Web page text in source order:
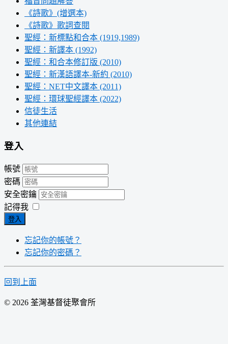
《詩歌》(增選本)
《詩歌》歌詞查閱
聖經：新標點和合本 (1919,1989)
聖經：新譯本 (1992)
聖經：和合本修訂版 (2010)
聖經：新漢語譯本-新約 (2010)
聖經：NET中文譯本 (2011)
聖經：環球聖經譯本 (2022)
信徒生活
其他連結
登入
帳號
密碼
安全密鑰
記得我
登入
忘記你的帳號？
忘記你的密碼？
回到上面
© 2026 荃灣基督徒聚會所